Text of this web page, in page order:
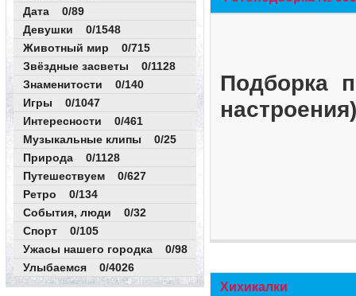
Дата 0/89
Девушки 0/1548
Животный мир 0/715
Звёздные засветы 0/1128
Знаменитости 0/140
Игры 0/1047
Интересности 0/461
Музыкальные клипы 0/25
Природа 0/1128
Путешествуем 0/627
Ретро 0/134
События, люди 0/32
Спорт 0/105
Ужасы нашего городка 0/98
Улыбаемся 0/4026
Подборка
Хихикалки